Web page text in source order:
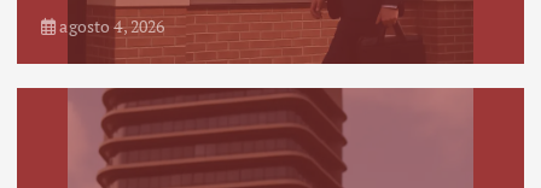
agosto 4, 2026